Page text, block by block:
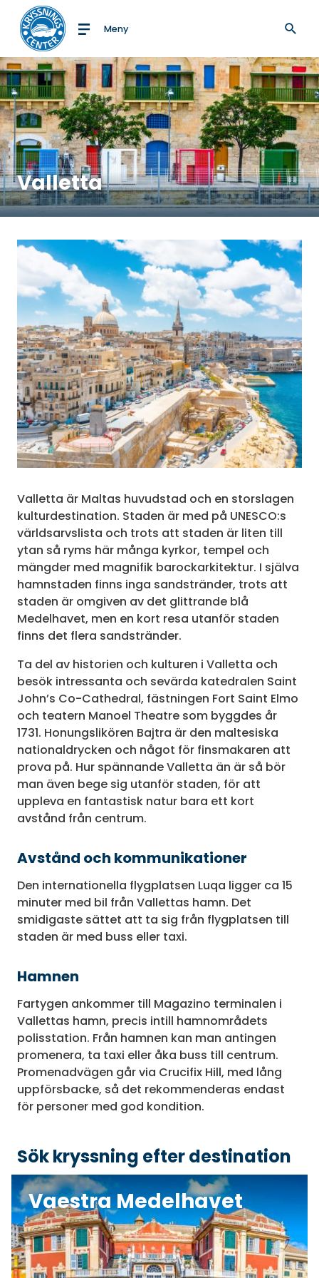
Till startsidan
Meny
Valletta
Valletta är Maltas huvudstad och en storslagen
kulturdestination. Staden är med på UNESCO:s
världsarvslista och trots att staden är liten till
ytan så ryms här många kyrkor, tempel och
mängder med magnifik barockarkitektur. I själva
hamnstaden finns inga sandstränder, trots att
staden är omgiven av det glittrande blå
Medelhavet, men en kort resa utanför staden
finns det flera sandstränder.
Ta del av historien och kulturen i Valletta och
besök intressanta och sevärda katedralen Saint
John’s Co-Cathedral, fästningen Fort Saint Elmo
och teatern Manoel Theatre som byggdes år
1731. Honungslikören Bajtra är den maltesiska
nationaldrycken och något för finsmakaren att
prova på. Hur spännande Valletta än är så bör
man även bege sig utanför staden, för att
uppleva en fantastisk natur bara ett kort
avstånd från centrum.
Avstånd och kommunikationer
Den internationella flygplatsen Luqa ligger ca 15
minuter med bil från Vallettas hamn. Det
smidigaste sättet att ta sig från flygplatsen till
staden är med buss eller taxi.
Hamnen
Fartygen ankommer till Magazino terminalen i
Vallettas hamn, precis intill hamnområdets
polisstation. Från hamnen kan man antingen
promenera, ta taxi eller åka buss till centrum.
Promenadvägen går via Crucifix Hill, med lång
uppförsbacke, så det rekommenderas endast
för personer med god kondition.
Sök kryssning efter destination
Vaestra Medelhavet